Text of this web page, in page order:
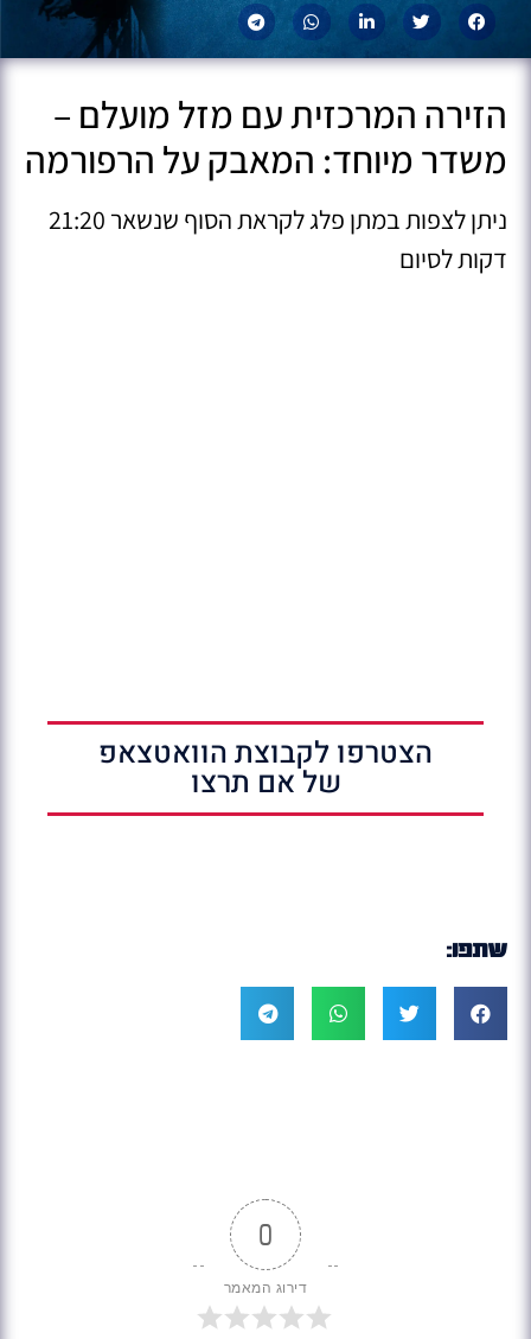
הזירה המרכזית עם מזל מועלם –
משדר מיוחד: המאבק על הרפורמה
ניתן לצפות במתן פלג לקראת הסוף שנשאר 21:20
דקות לסיום
הצטרפו לקבוצת הוואטצאפ
של אם תרצו
שתפו:
0
דירוג המאמר